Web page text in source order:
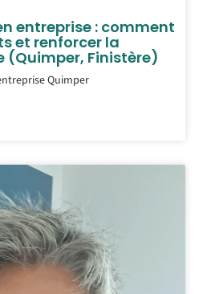
entreprise : comment
et renforcer la
(Quimper, Finistère)
Quimper